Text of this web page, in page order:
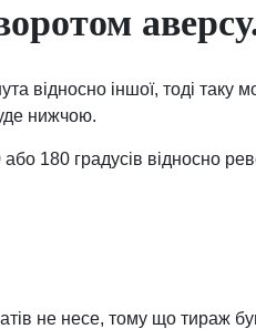
відносно іншої, тоді таку
нижчою.
180 градусів відносно
не несе, тому що тираж